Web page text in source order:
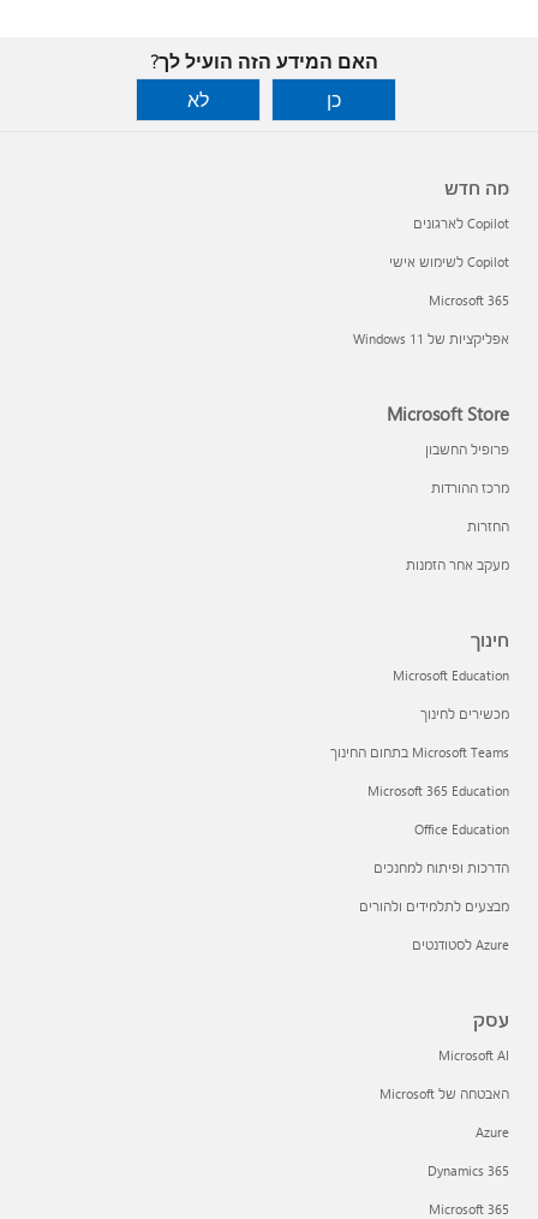
האם המידע הזה הועיל לך?
כן
לא
מה חדש
Copilot לארגונים
Copilot לשימוש אישי
Microsoft 365
אפליקציות של Windows 11‏
Microsoft Store
פרופיל החשבון
מרכז ההורדות
החזרות
מעקב אחר הזמנות
חינוך
Microsoft Education
מכשירים לחינוך
Microsoft Teams בתחום החינוך
Microsoft 365 Education
Office Education
הדרכות ופיתוח למחנכים
מבצעים לתלמידים ולהורים
Azure לסטודנטים
עסק
Microsoft AI
האבטחה של Microsoft
Azure
Dynamics 365
Microsoft 365